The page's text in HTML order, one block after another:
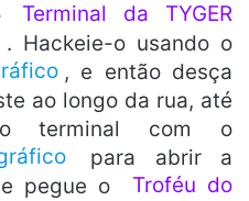
Terminal da TYGER
. Hackeie-o usando o
, e então desça
ao longo da rua, até
terminal com o
para abrir a
pegue o
Troféu do